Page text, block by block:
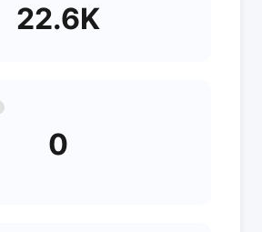
22.6K
0